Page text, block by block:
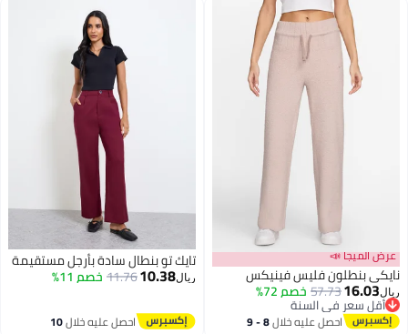
عرض الميجا 📣
نايكي بنطلون فليس فينيكس
ريال16.03
57.73خصم 72%
أقل سعر في السنة
أقل سعر في السنة
احصل عليه خلال 8 - 9
تايك تو بنطال سادة بأرجل مستقيمة
ريال10.38
11.76خصم 11%
احصل عليه خلال10